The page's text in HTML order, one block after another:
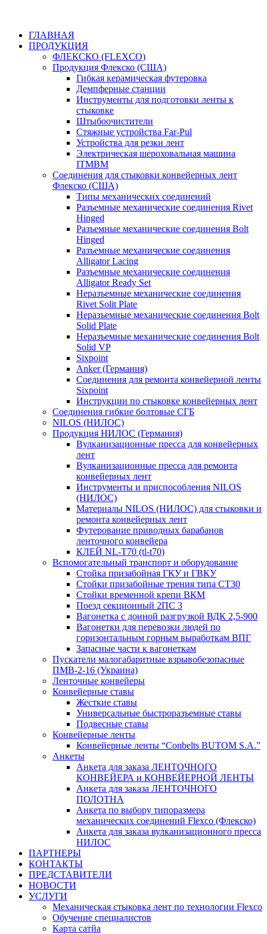
ГЛАВНАЯ
ПРОДУКЦИЯ
ФЛЕКСКО (FLEXCO)
Продукция Флекско (США)
Гибкая керамическая футеровка
Демпферные станции
Инструменты для подготовки ленты к
стыковке
Штыбоочистители
Стяжные устройства Far-Pul
Устройства для резки лент
Электрическая шероховальная машина
ITMBM
Соединения для стыковки конвейерных лент
Флекско (США)
Типы механических соединений
Разъемные механические соединения Rivet
Hinged
Разъемные механические соединения Bolt
Hinged
Разъемные механические соединения
Alligator Lacing
Разъемные механические соединения
Alligator Ready Set
Неразъемные механические соединения
Rivet Solit Plate
Неразъемные механические соединения Bolt
Solid Plate
Неразъемные механические соединения Bolt
Solid VP
Sixpoint
Anker (Германия)
Соединения для ремонта конвейерной ленты
Sixpoint
Инструкции по стыковке конвейерных лент
Соединения гибкие болтовые СГБ
NILOS (НИЛОС)
Продукция НИЛОС (Германия)
Вулканизационные пресса для конвейерных
лент
Вулканизационные пресса для ремонта
конвейерных лент
Инструменты и приспособления NILOS
(НИЛОС)
Материалы NILOS (НИЛОС) для стыковки и
ремонта конвейерных лент
Футерование приводных барабанов
ленточного конвейера
КЛЕЙ NL-T70 (tl-t70)
Вспомогательный транспорт и оборудование
Стойка призабойная ГКУ и ГВКУ
Стойки призабойные трения типа CT30
Стойки временной крепи ВКМ
Поезд секционный 2ПС 3
Вагонетка с донной разгрузкой ВДК 2,5-900
Вагонетки для перевозки людей по
горизонтальным горным выработкам ВПГ
Запасные части к вагонеткам
Пускатели малогабаритные взрывобезопасные
ПМВ-2-16 (Украина)
Ленточные конвейеры
Конвейерные ставы
Жесткие ставы
Универсальные быстроразъемные ставы
Подвесные ставы
Конвейерные ленты
Конвейерные ленты “Conbelts BUTOM S.A.”
Анкеты
Анкета для заказа ЛЕНТОЧНОГО
КОНВЕЙЕРА и КОНВЕЙЕРНОЙ ЛЕНТЫ
Анкета для заказа ЛЕНТОЧНОГО
ПОЛОТНА
Анкета по выбору типоразмера
механических соединений Flexco (Флекско)
Анкета для заказа вулканизационного пресса
НИЛОС
ПАРТНЕРЫ
КОНТАКТЫ
ПРЕДСТАВИТЕЛИ
НОВОСТИ
УСЛУГИ
Механическая стыковка лент по технологии Flexco
Обучение специалистов
Карта сатйа